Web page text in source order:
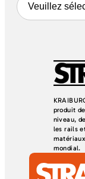
Veuillez
produit
niveau,
les rails
mondial.